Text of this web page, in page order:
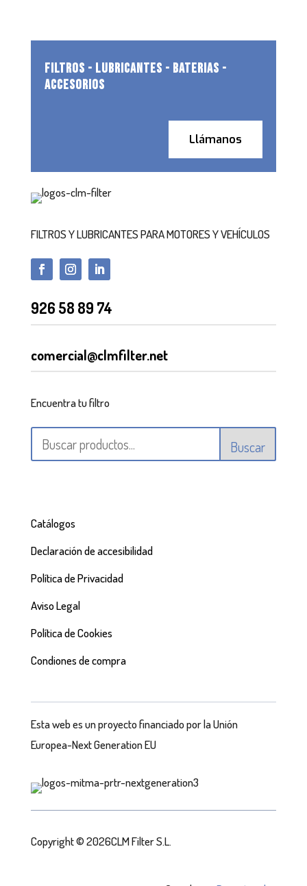
FILTROS - LUBRICANTES - BATERIAS -
ACCESORIOS
Llámanos
FILTROS Y LUBRICANTES PARA MOTORES Y VEHÍCULOS
926 58 89 74
comercial@clmfilter.net
Encuentra tu filtro
Buscar
Catálogos
Declaración de accesibilidad
Política de Privacidad
Aviso Legal
Política de Cookies
Condiones de compra
Esta web es un proyecto financiado por la Unión
Europea-Next Generation EU
Copyright © 2026CLM Filter S.L.